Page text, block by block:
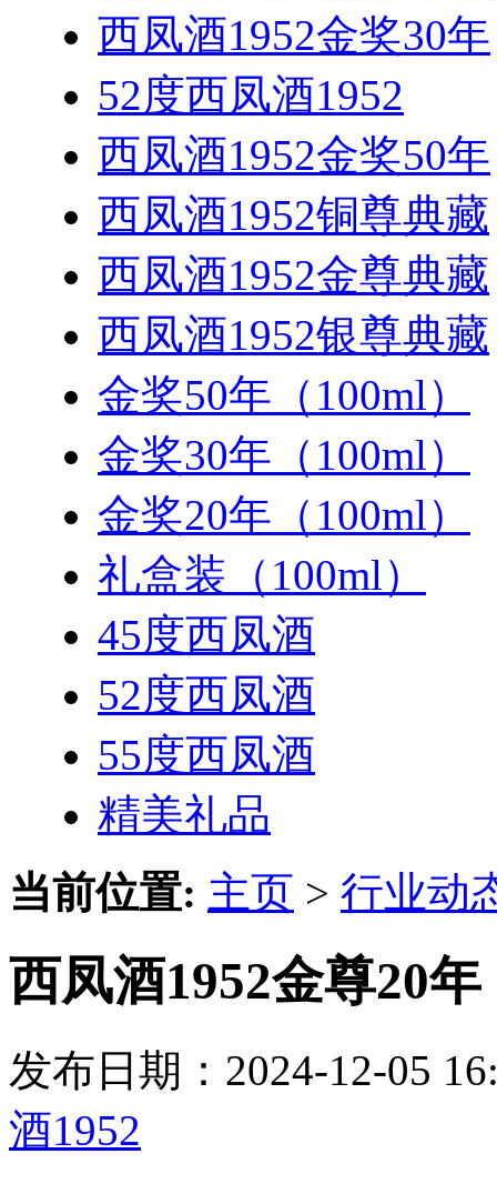
西凤酒1952金奖30年
52度西凤酒1952
西凤酒1952金奖50年
西凤酒1952铜尊典藏
西凤酒1952金尊典藏
西凤酒1952银尊典藏
金奖50年（100ml）
金奖30年（100ml）
金奖20年（100ml）
礼盒装（100ml）
45度西凤酒
52度西凤酒
55度西凤酒
精美礼品
当前位置: 主页 > 行业动
西凤酒1952金尊20
发布日期：2024-12-05
酒1952